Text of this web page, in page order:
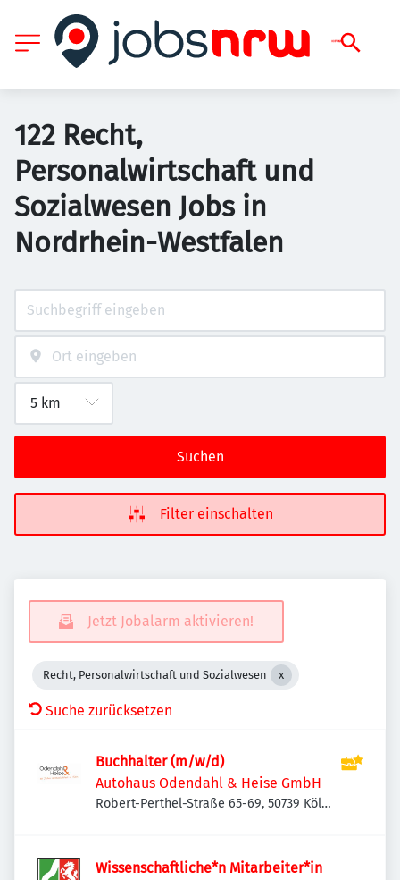
122 Recht,
Personalwirtschaft und
Sozialwesen Jobs in
Nordrhein-Westfalen
Suchen
Filter einschalten
Jetzt Jobalarm aktivieren!
Recht, Personalwirtschaft und Sozialwesen
Suche zurücksetzen
Buchhalter (m/w/d)
Autohaus Odendahl & Heise GmbH
Robert-Perthel-Straße 65-69, 50739 Köln,
Wissenschaftliche*n Mitarbeiter*in